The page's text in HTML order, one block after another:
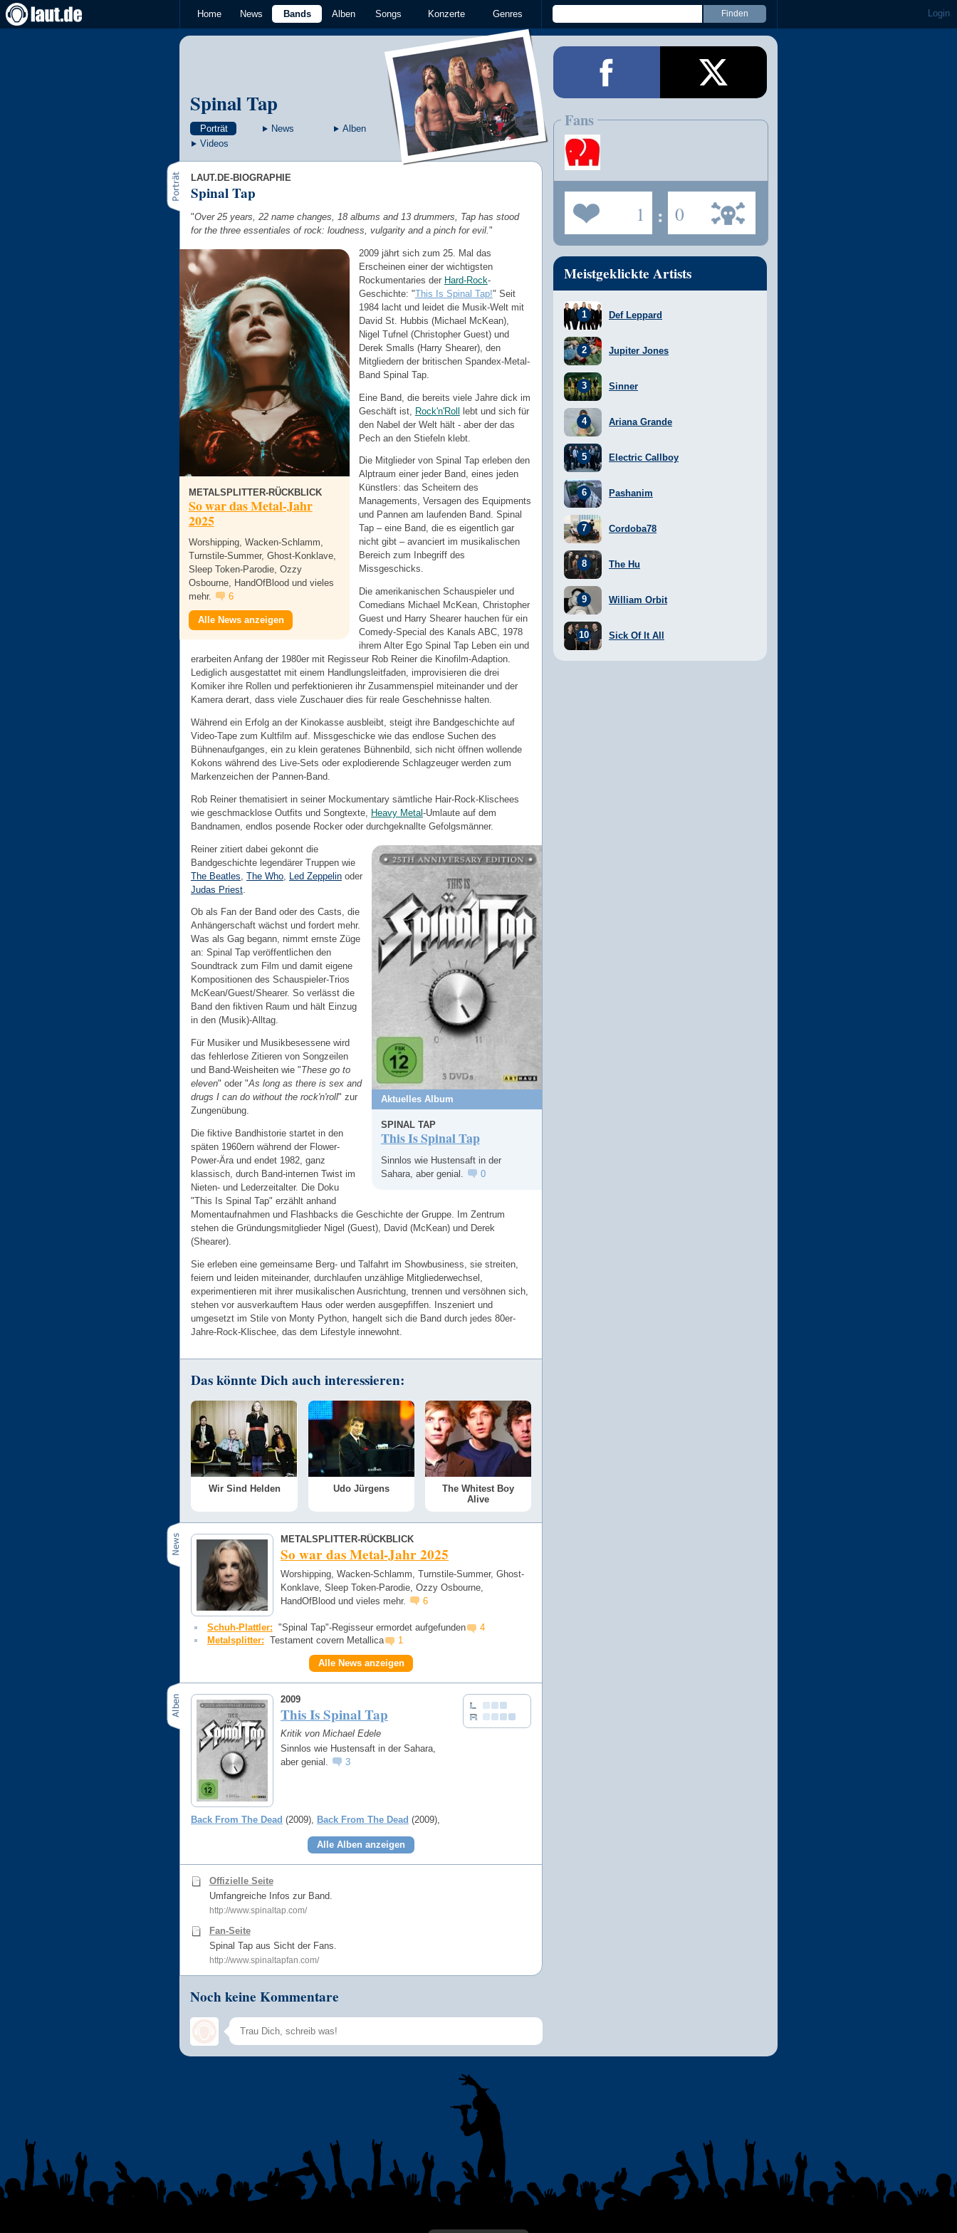
Home News Bands Alben Songs Konzerte Genres Login
Spinal Tap
Porträt News
Alben
Videos
LAUT.DE-BIOGRAPHIE
Spinal Tap
"Over 25 years, 22 name changes, 18 albums and 13 drummers, Tap has stood
for the three essentiales of rock: loudness, vulgarity and a pinch for evil."
METALSPLITTER-RÜCKBLICK
So war das Metal-Jahr
2025
Worshipping, Wacken-Schlamm,
Turnstile-Summer, Ghost-Konklave,
Sleep Token-Parodie, Ozzy
Osbourne, HandOfBlood und vieles
mehr.
6
Alle News anzeigen
2009 jährt sich zum 25. Mal das
Erscheinen einer der wichtigsten
Rockumentaries der Hard-Rock-
Geschichte: "This Is Spinal Tap!" Seit
1984 lacht und leidet die Musik-Welt mit
David St. Hubbis (Michael McKean),
Nigel Tufnel (Christopher Guest) und
Derek Smalls (Harry Shearer), den
Mitgliedern der britischen Spandex-Metal-
Band Spinal Tap.
Eine Band, die bereits viele Jahre dick im
Geschäft ist, Rock'n'Roll lebt und sich für
den Nabel der Welt hält - aber der das
Pech an den Stiefeln klebt.
Die Mitglieder von Spinal Tap erleben den
Alptraum einer jeder Band, eines jeden
Künstlers: das Scheitern des
Managements, Versagen des Equipments
und Pannen am laufenden Band. Spinal
Tap – eine Band, die es eigentlich gar
nicht gibt – avanciert im musikalischen
Bereich zum Inbegriff des
Missgeschicks.
Die amerikanischen Schauspieler und
Comedians Michael McKean, Christopher
Guest und Harry Shearer hauchen für ein
Comedy-Special des Kanals ABC, 1978
ihrem Alter Ego Spinal Tap Leben ein und
erarbeiten Anfang der 1980er mit Regisseur Rob Reiner die Kinofilm-Adaption.
Lediglich ausgestattet mit einem Handlungsleitfaden, improvisieren die drei
Komiker ihre Rollen und perfektionieren ihr Zusammenspiel miteinander und der
Kamera derart, dass viele Zuschauer dies für reale Geschehnisse halten.
Während ein Erfolg an der Kinokasse ausbleibt, steigt ihre Bandgeschichte auf
Video-Tape zum Kultfilm auf. Missgeschicke wie das endlose Suchen des
Bühnenaufganges, ein zu klein geratenes Bühnenbild, sich nicht öffnen wollende
Kokons während des Live-Sets oder explodierende Schlagzeuger werden zum
Markenzeichen der Pannen-Band.
Rob Reiner thematisiert in seiner Mockumentary sämtliche Hair-Rock-Klischees
wie geschmacklose Outfits und Songtexte,
Heavy Metal -Umlaute auf dem
Bandnamen, endlos posende Rocker oder durchgeknallte Gefolgsmänner.
Aktuelles Album
SPINAL TAP
This Is Spinal Tap
Sinnlos wie Hustensaft in der
Sahara, aber genial.
0
Reiner zitiert dabei gekonnt die
Bandgeschichte legendärer Truppen wie
The Beatles The Who Led Zeppelin oder
Judas Priest
Ob als Fan der Band oder des Casts, die
Anhängerschaft wächst und fordert mehr.
Was als Gag begann, nimmt ernste Züge
an: Spinal Tap veröffentlichen den
Soundtrack zum Film und damit eigene
Kompositionen des Schauspieler-Trios
McKean/Guest/Shearer. So verlässt die
Band den fiktiven Raum und hält Einzug
in den (Musik)-Alltag.
Für Musiker und Musikbesessene wird
das fehlerlose Zitieren von Songzeilen
und Band-Weisheiten wie "These go to
eleven" oder "As long as there is sex and
drugs I can do without the rock'n'roll" zur
Zungenübung.
Die fiktive Bandhistorie startet in den
späten 1960ern während der Flower-
Power-Ära und endet 1982, ganz
klassisch, durch Band-internen Twist im
Nieten- und Lederzeitalter. Die Doku
"This Is Spinal Tap" erzählt anhand
Momentaufnahmen und Flashbacks die Geschichte der Gruppe. Im Zentrum
stehen die Gründungsmitglieder Nigel (Guest), David (McKean) und Derek
(Shearer).
Sie erleben eine gemeinsame Berg- und Talfahrt im Showbusiness, sie streiten,
feiern und leiden miteinander, durchlaufen unzählige Mitgliederwechsel,
experimentieren mit ihrer musikalischen Ausrichtung, trennen und versöhnen sich,
stehen vor ausverkauftem Haus oder werden ausgepfiffen. Inszeniert und
umgesetzt im Stile von Monty Python, hangelt sich die Band durch jedes 80er-
Jahre-Rock-Klischee, das dem Lifestyle innewohnt.
Das könnte Dich auch interessieren:
Wir Sind Helden Udo Jürgens
The Whitest Boy
Alive
METALSPLITTER-RÜCKBLICK
So war das Metal-Jahr 2025
Worshipping, Wacken-Schlamm, Turnstile-Summer, Ghost-
Konklave, Sleep Token-Parodie, Ozzy Osbourne,
HandOfBlood und vieles mehr.
6
Schuh-Plattler: "Spinal Tap"-Regisseur ermordet aufgefunden
4
Metalsplitter: Testament covern Metallica 1
Alle News anzeigen
2009
This Is Spinal Tap
Kritik von Michael Edele
Sinnlos wie Hustensaft in der Sahara,
aber genial.
3
Back From The Dead (2009) Back From The Dead (2009)
Alle Alben anzeigen
Offizielle Seite
Umfangreiche Infos zur Band.
http://www.spinaltap.com/
Fan-Seite
Spinal Tap aus Sicht der Fans.
http://www.spinaltapfan.com/
Noch keine Kommentare
Speichern
Fans
1 : 0
Meistgeklickte Artists
Def Leppard
Jupiter Jones
Sinner
Ariana Grande
Electric Callboy
Pashanim
Cordoba78
The Hu
William Orbit
Sick Of It All